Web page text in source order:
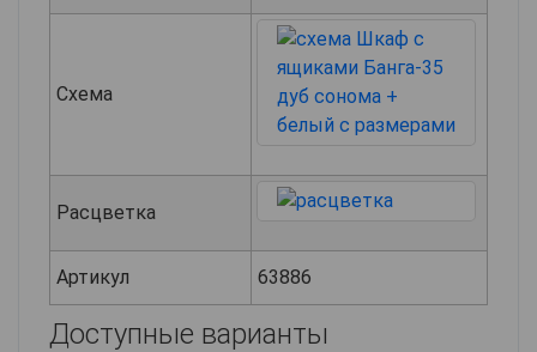
Схема
Расцветка
Артикул 63886
Доступные варианты